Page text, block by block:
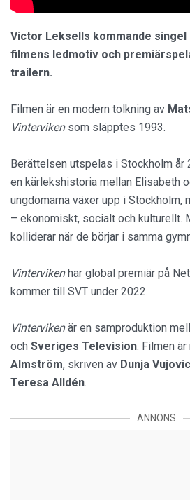
Victor Leksells kommande singel
filmens ledmotiv och
trailern.
Filmen är en modern tolkning av
Vintervikensom släpptes 1993.
Berättelsen utspelas i Stockholm år
en kärlekshistoria mellan Elisabeth
ungdomarna växer upp i Stockholm,
– ekonomiskt, socialt och kulturellt.
kolliderar när de börjar i samma
Vintervikenhar global premiär på
kommer till SVT under 2022.
Vintervikenär en samproduktion
och Sveriges Television. Filmen
Almström, skriven av Dunja Vujovic
Teresa Alldén.
ANNONS